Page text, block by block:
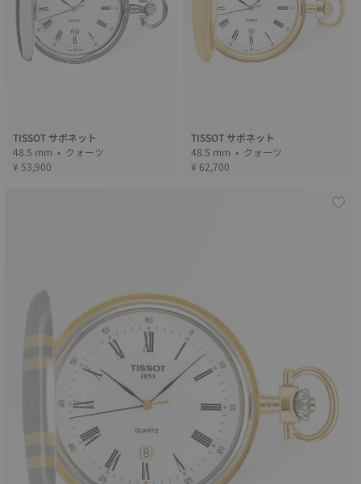
TISSOT サボネット
48.5 mm • クォーツ
¥ 53,900
TISSOT サボネット
48.5 mm • クォーツ
¥ 62,700